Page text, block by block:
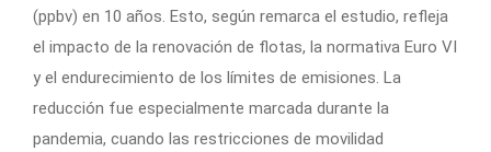
(ppbv) en 10 años. Esto, según remarca el estudio, refleja
el impacto de la renovación de flotas, la normativa Euro VI
y el endurecimiento de los límites de emisiones. La
reducción fue especialmente marcada durante la
pandemia, cuando las restricciones de movilidad